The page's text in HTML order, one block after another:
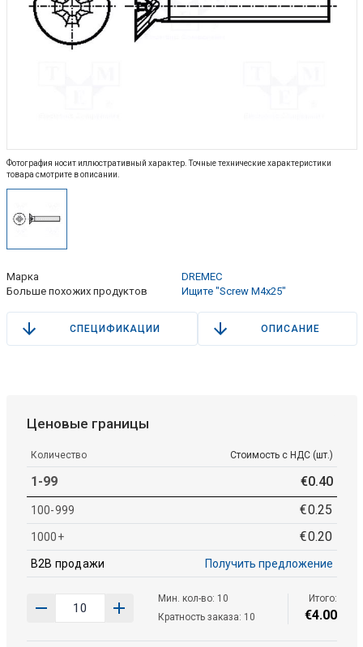
Фотография носит иллюстративный характер. Точные технические характеристики
товара смотрите в описании.
Марка
DREMEC
Больше похожих продуктов
Ищите "Screw M4x25"
СПЕЦИФИКАЦИИ ОПИСАНИЕ
Ценовые границы
Количество Стоимость с НДС (шт.)
1-99 €0.40
100-999 €0.25
1000+ €0.20
B2B продажи Получить предложение
Мин. кол-во: 10
Кратность заказа: 10
Итого:
€4.00